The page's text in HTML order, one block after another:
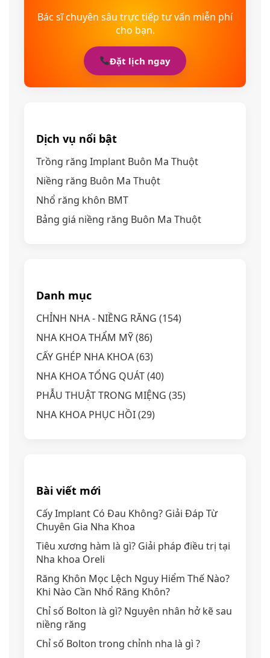
Bác sĩ chuyên sâu trực tiếp tư vấn miễn phí
cho bạn.
Đặt lịch ngay
Dịch vụ nổi bật
Trồng răng Implant Buôn Ma Thuột
Niềng răng Buôn Ma Thuột
Nhổ răng khôn BMT
Bảng giá niềng răng Buôn Ma Thuột
Danh mục
CHỈNH NHA - NIỀNG RĂNG (154)
NHA KHOA THẨM MỸ(86)
CẤY GHÉP NHA KHOA(63)
NHA KHOA TỔNG QUÁT(40)
PHẪU THUẬT TRONG MIỆNG (35)
NHA KHOA PHỤC HỒI(29)
Bài viết mới
Cấy Implant Có Đau Không? Giải Đáp Từ
Chuyên Gia Nha Khoa
Tiêu xương hàm là gì? Giải pháp điều trị tại
Nha khoa Oreli
Răng Khôn Mọc Lệch Nguy Hiểm Thế Nào?
Khi Nào Cần Nhổ Răng Khôn?
Chỉ số Bolton là gì? Nguyên nhân hở kẽ sau
niềng răng
Chỉ số Bolton trong chỉnh nha là gì ?